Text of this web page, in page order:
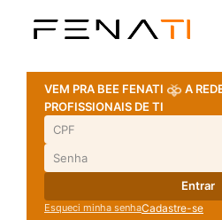
VEM PRA BEE FENATI
A
PROFISSIONAIS DE TI
Entrar
Esqueci minha senhaCadastre-se